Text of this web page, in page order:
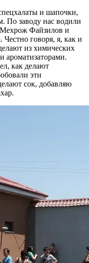
и шапочки,
По заводу нас водили
Мехрож Файзилов и
говоря, я, как и
из химических
ароматизаторами.
как делают
эти
сок, добавляю